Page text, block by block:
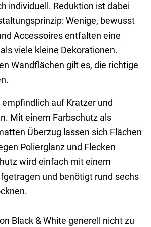
individuell. Reduktion ist dabei
Wenige, bewusst
Accessoires entfalten eine
viele kleine Dekorationen.
Wandflächen gilt es, die richtige
auf Kratzer und
Mit einem Farbschutz als
Überzug lassen sich Flächen
Polierglanz und Flecken
wird einfach mit einem
und benötigt rund sechs
Black & White generell nicht zu